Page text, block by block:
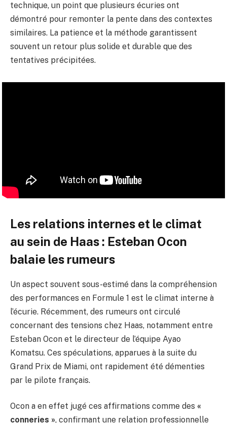
technique, un point que plusieurs écuries ont
démontré pour remonter la pente dans des contextes
similaires. La patience et la méthode garantissent
souvent un retour plus solide et durable que des
tentatives précipitées.
Les relations internes et le climat
au sein de Haas : Esteban Ocon
balaie les rumeurs
Un aspect souvent sous-estimé dans la compréhension
des performances en Formule 1 est le climat interne à
l’écurie. Récemment, des rumeurs ont circulé
concernant des tensions chez Haas, notamment entre
Esteban Ocon et le directeur de l’équipe Ayao
Komatsu. Ces spéculations, apparues à la suite du
Grand Prix de Miami, ont rapidement été démenties
par le pilote français.
Ocon a en effet jugé ces affirmations comme des «
conneries », confirmant une relation professionnelle